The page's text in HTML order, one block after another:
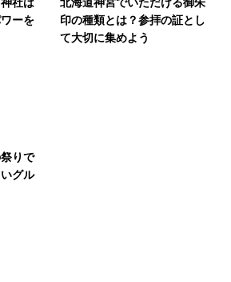
ーを
印の種類とは？参拝の証とし
て大切に集めよう
りで
グル